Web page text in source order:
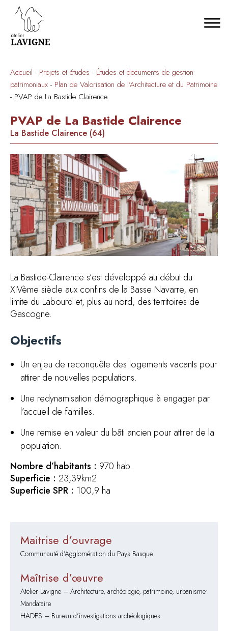
Accueil - Projets et études - Études et documents de gestion
patrimoniaux - Plan de Valorisation de l’Architecture et du Patrimoine
- PVAP de La Bastide Clairence
PVAP de La Bastide Clairence
La Bastide Clairence (64)
La Bastide-Clairence s’est développé au début du
XIVème siècle aux confins de la Basse Navarre, en
limite du Labourd et, plus au nord, des territoires de
Gascogne.
Objectifs
Un enjeu de reconquête des logements vacants pour
attirer de nouvelles populations.
Une redynamisation démographique à engager par
l’accueil de familles.
Une remise en valeur du bâti ancien pour attirer de la
population.
Nombre d’habitants : 970 hab.
Superficie : 23,39km2
Superficie SPR : 100,9 ha
Maitrise d’ouvrage
Communauté d’Agglomération du Pays Basque
Maîtrise d’œuvre
Atelier Lavigne – Architecture, archéologie, patrimoine, urbanisme•
Mandataire
HADES – Bureau d’investigations archéologiques